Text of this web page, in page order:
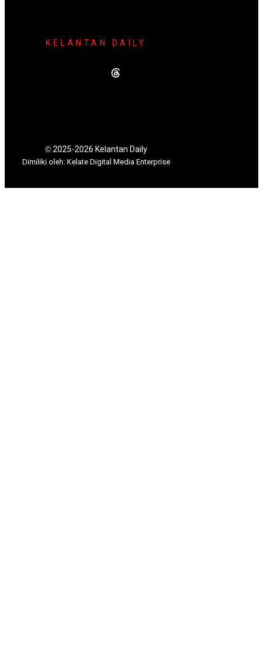
KELANTAN DAILY
©2025-2026 Kelantan Daily
Dimiliki oleh: Kelate Digital Media Enterprise